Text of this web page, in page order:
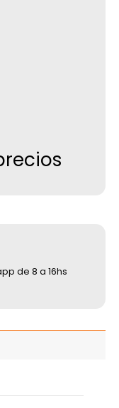
de 8 a 16hs